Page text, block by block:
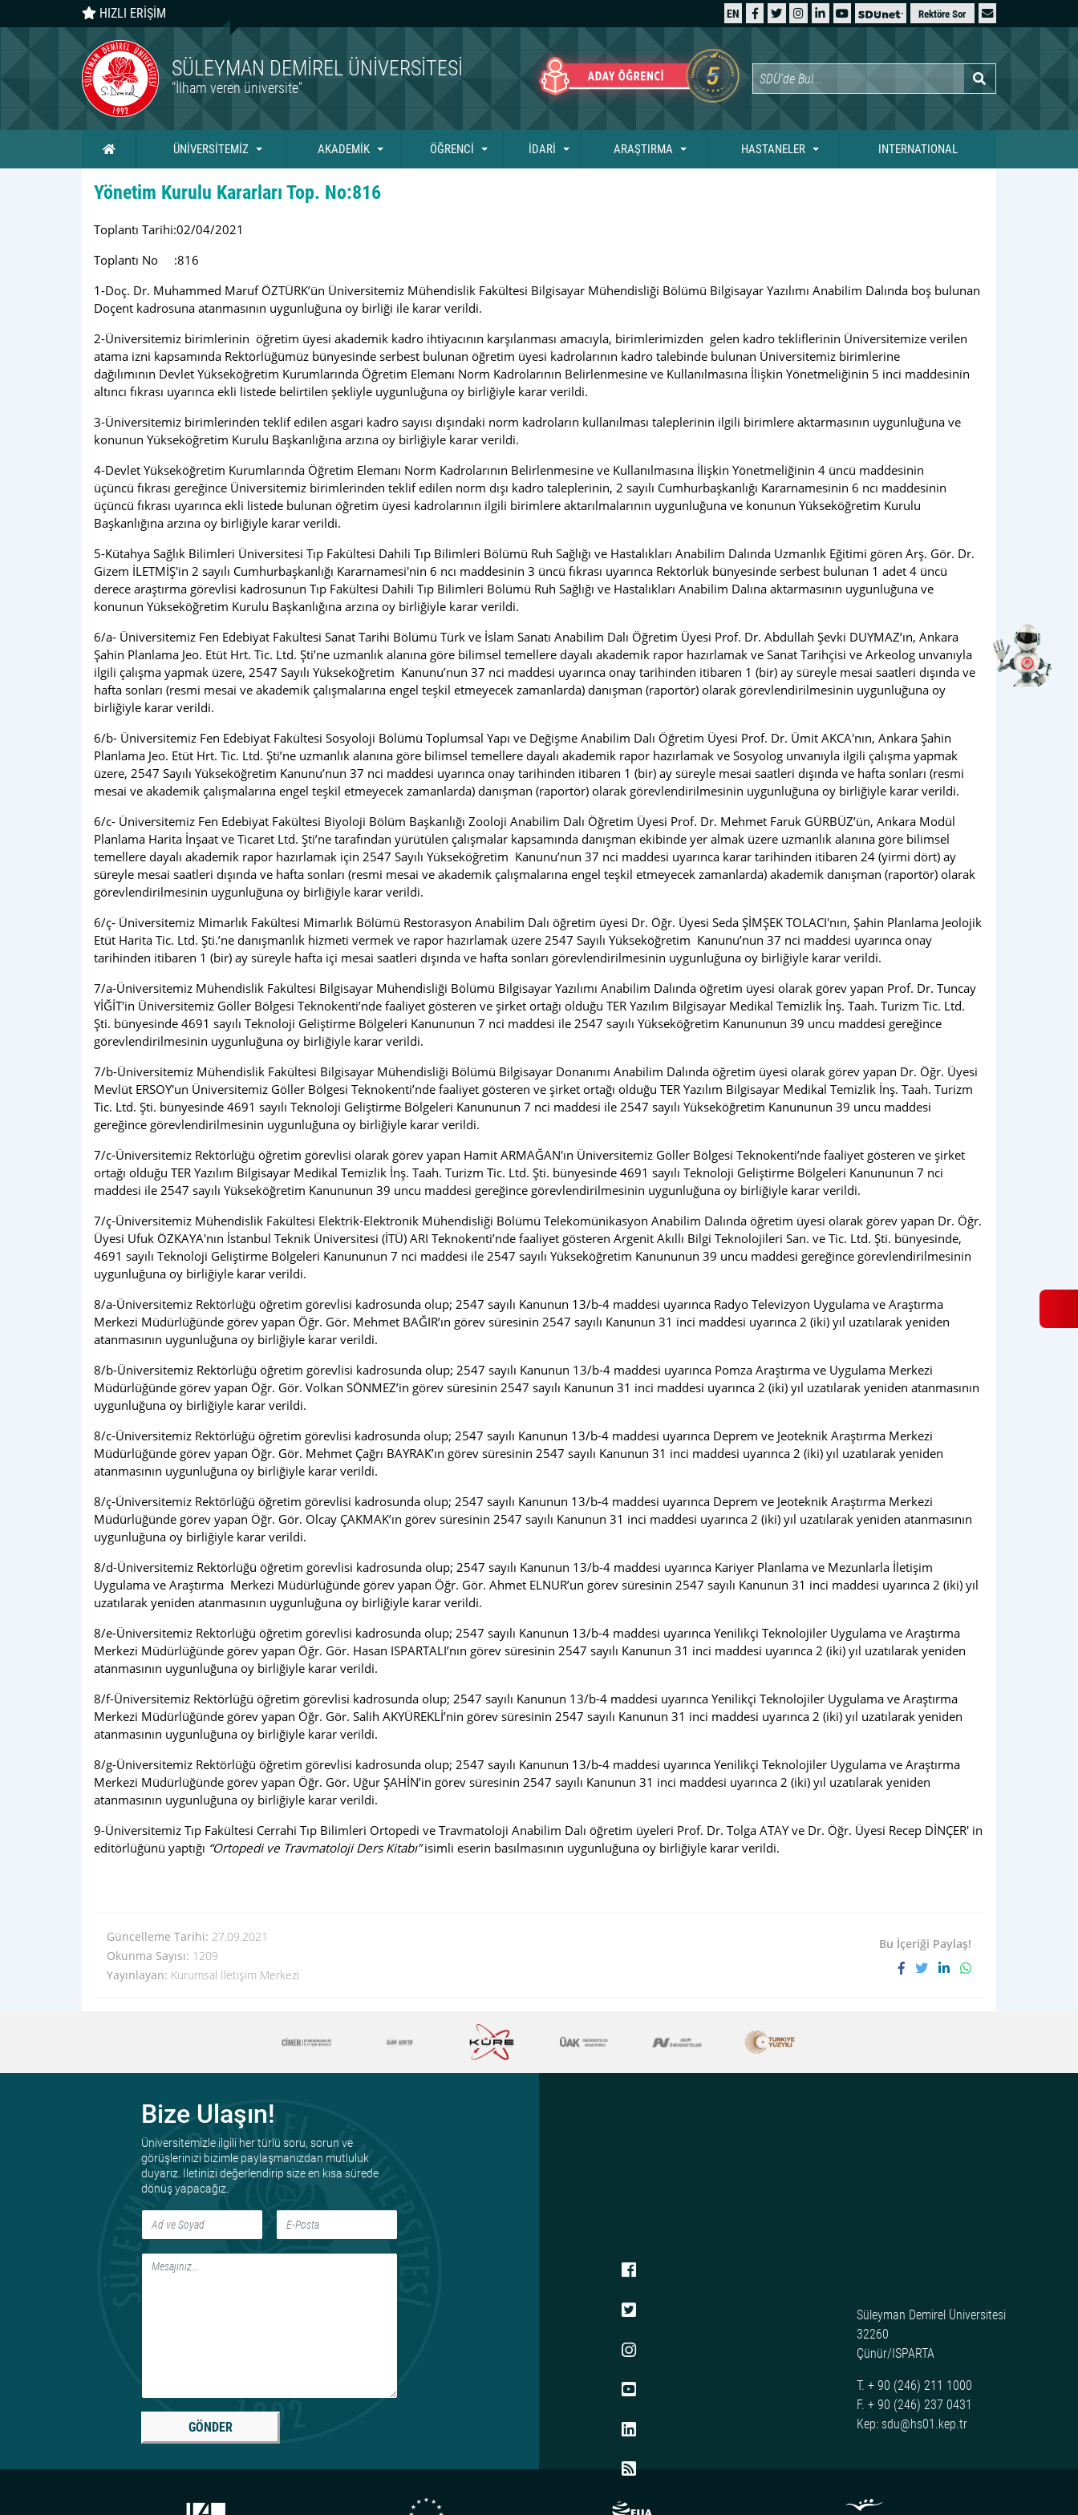
HIZLI ERİŞİM EN Rektöre Sor
SÜLEYMAN DEMIREL ÜNIVERSITESI
"İlham veren üniversite"
Ana Sayfa ÜNİVERSİTEMİZ AKADEMİK ÖĞRENCİ İDARİ ARAŞTIRMA HASTANELER INTERNATIONAL
Yönetim Kurulu Kararları Top. No:816
Toplantı Tarihi:02/04/2021
Toplantı No :816
1-Doç. Dr. Muhammed Maruf ÖZTÜRK’ün Üniversitemiz Mühendislik Fakültesi Bilgisayar Mühendisliği Bölümü Bilgisayar Yazılımı Anabilim Dalında boş bulunan
Doçent kadrosuna atanmasının uygunluğuna oy birliği ile karar verildi.
2-Üniversitemiz birimlerinin öğretim üyesi akademik kadro ihtiyacının karşılanması amacıyla, birimlerimizden gelen kadro tekliflerinin Üniversitemize verilen
atama izni kapsamında Rektörlüğümüz bünyesinde serbest bulunan öğretim üyesi kadrolarının kadro talebinde bulunan Üniversitemiz birimlerine
dağılımının Devlet Yükseköğretim Kurumlarında Öğretim Elemanı Norm Kadrolarının Belirlenmesine ve Kullanılmasına İlişkin Yönetmeliğinin 5 inci maddesinin
altıncı fıkrası uyarınca ekli listede belirtilen şekliyle uygunluğuna oy birliğiyle karar verildi.
3-Üniversitemiz birimlerinden teklif edilen asgari kadro sayısı dışındaki norm kadroların kullanılması taleplerinin ilgili birimlere aktarmasının uygunluğuna ve
konunun Yükseköğretim Kurulu Başkanlığına arzına oy birliğiyle karar verildi.
4-Devlet Yükseköğretim Kurumlarında Öğretim Elemanı Norm Kadrolarının Belirlenmesine ve Kullanılmasına İlişkin Yönetmeliğinin 4 üncü maddesinin
üçüncü fıkrası gereğince Üniversitemiz birimlerinden teklif edilen norm dışı kadro taleplerinin, 2 sayılı Cumhurbaşkanlığı Kararnamesinin 6 ncı maddesinin
üçüncü fıkrası uyarınca ekli listede bulunan öğretim üyesi kadrolarının ilgili birimlere aktarılmalarının uygunluğuna ve konunun Yükseköğretim Kurulu
Başkanlığına arzına oy birliğiyle karar verildi.
5-Kütahya Sağlık Bilimleri Üniversitesi Tıp Fakültesi Dahili Tıp Bilimleri Bölümü Ruh Sağlığı ve Hastalıkları Anabilim Dalında Uzmanlık Eğitimi gören Arş. Gör. Dr.
Gizem İLETMİŞ'in 2 sayılı Cumhurbaşkanlığı Kararnamesi'nin 6 ncı maddesinin 3 üncü fıkrası uyarınca Rektörlük bünyesinde serbest bulunan 1 adet 4 üncü
derece araştırma görevlisi kadrosunun Tıp Fakültesi Dahili Tıp Bilimleri Bölümü Ruh Sağlığı ve Hastalıkları Anabilim Dalına aktarmasının uygunluğuna ve
konunun Yükseköğretim Kurulu Başkanlığına arzına oy birliğiyle karar verildi.
6/a- Üniversitemiz Fen Edebiyat Fakültesi Sanat Tarihi Bölümü Türk ve İslam Sanatı Anabilim Dalı Öğretim Üyesi Prof. Dr. Abdullah Şevki DUYMAZ’ın, Ankara
Şahin Planlama Jeo. Etüt Hrt. Tic. Ltd. Şti’ne uzmanlık alanına göre bilimsel temellere dayalı akademik rapor hazırlamak ve Sanat Tarihçisi ve Arkeolog unvanıyla
ilgili çalışma yapmak üzere, 2547 Sayılı Yükseköğretim Kanunu’nun 37 nci maddesi uyarınca onay tarihinden itibaren 1 (bir) ay süreyle mesai saatleri dışında ve
hafta sonları (resmi mesai ve akademik çalışmalarına engel teşkil etmeyecek zamanlarda) danışman (raportör) olarak görevlendirilmesinin uygunluğuna oy
birliğiyle karar verildi.
6/b- Üniversitemiz Fen Edebiyat Fakültesi Sosyoloji Bölümü Toplumsal Yapı ve Değişme Anabilim Dalı Öğretim Üyesi Prof. Dr. Ümit AKCA'nın, Ankara Şahin
Planlama Jeo. Etüt Hrt. Tic. Ltd. Şti’ne uzmanlık alanına göre bilimsel temellere dayalı akademik rapor hazırlamak ve Sosyolog unvanıyla ilgili çalışma yapmak
üzere, 2547 Sayılı Yükseköğretim Kanunu’nun 37 nci maddesi uyarınca onay tarihinden itibaren 1 (bir) ay süreyle mesai saatleri dışında ve hafta sonları (resmi
mesai ve akademik çalışmalarına engel teşkil etmeyecek zamanlarda) danışman (raportör) olarak görevlendirilmesinin uygunluğuna oy birliğiyle karar verildi.
6/c- Üniversitemiz Fen Edebiyat Fakültesi Biyoloji Bölüm Başkanlığı Zooloji Anabilim Dalı Öğretim Üyesi Prof. Dr. Mehmet Faruk GÜRBÜZ’ün, Ankara Modül
Planlama Harita İnşaat ve Ticaret Ltd. Şti’ne tarafından yürütülen çalışmalar kapsamında danışman ekibinde yer almak üzere uzmanlık alanına göre bilimsel
temellere dayalı akademik rapor hazırlamak için 2547 Sayılı Yükseköğretim Kanunu’nun 37 nci maddesi uyarınca karar tarihinden itibaren 24 (yirmi dört) ay
süreyle mesai saatleri dışında ve hafta sonları (resmi mesai ve akademik çalışmalarına engel teşkil etmeyecek zamanlarda) akademik danışman (raportör) olarak
görevlendirilmesinin uygunluğuna oy birliğiyle karar verildi.
6/ç- Üniversitemiz Mimarlık Fakültesi Mimarlık Bölümü Restorasyon Anabilim Dalı öğretim üyesi Dr. Öğr. Üyesi Seda ŞİMŞEK TOLACI'nın, Şahin Planlama Jeolojik
Etüt Harita Tic. Ltd. Şti.’ne danışmanlık hizmeti vermek ve rapor hazırlamak üzere 2547 Sayılı Yükseköğretim Kanunu’nun 37 nci maddesi uyarınca onay
tarihinden itibaren 1 (bir) ay süreyle hafta içi mesai saatleri dışında ve hafta sonları görevlendirilmesinin uygunluğuna oy birliğiyle karar verildi.
7/a-Üniversitemiz Mühendislik Fakültesi Bilgisayar Mühendisliği Bölümü Bilgisayar Yazılımı Anabilim Dalında öğretim üyesi olarak görev yapan Prof. Dr. Tuncay
YİĞİT'in Üniversitemiz Göller Bölgesi Teknokenti’nde faaliyet gösteren ve şirket ortağı olduğu TER Yazılım Bilgisayar Medikal Temizlik İnş. Taah. Turizm Tic. Ltd.
Şti. bünyesinde 4691 sayılı Teknoloji Geliştirme Bölgeleri Kanununun 7 nci maddesi ile 2547 sayılı Yükseköğretim Kanununun 39 uncu maddesi gereğince
görevlendirilmesinin uygunluğuna oy birliğiyle karar verildi.
7/b-Üniversitemiz Mühendislik Fakültesi Bilgisayar Mühendisliği Bölümü Bilgisayar Donanımı Anabilim Dalında öğretim üyesi olarak görev yapan Dr. Öğr. Üyesi
Mevlüt ERSOY'un Üniversitemiz Göller Bölgesi Teknokenti’nde faaliyet gösteren ve şirket ortağı olduğu TER Yazılım Bilgisayar Medikal Temizlik İnş. Taah. Turizm
Tic. Ltd. Şti. bünyesinde 4691 sayılı Teknoloji Geliştirme Bölgeleri Kanununun 7 nci maddesi ile 2547 sayılı Yükseköğretim Kanununun 39 uncu maddesi
gereğince görevlendirilmesinin uygunluğuna oy birliğiyle karar verildi.
7/c-Üniversitemiz Rektörlüğü öğretim görevlisi olarak görev yapan Hamit ARMAĞAN'ın Üniversitemiz Göller Bölgesi Teknokenti’nde faaliyet gösteren ve şirket
ortağı olduğu TER Yazılım Bilgisayar Medikal Temizlik İnş. Taah. Turizm Tic. Ltd. Şti. bünyesinde 4691 sayılı Teknoloji Geliştirme Bölgeleri Kanununun 7 nci
maddesi ile 2547 sayılı Yükseköğretim Kanununun 39 uncu maddesi gereğince görevlendirilmesinin uygunluğuna oy birliğiyle karar verildi.
7/ç-Üniversitemiz Mühendislik Fakültesi Elektrik-Elektronik Mühendisliği Bölümü Telekomünikasyon Anabilim Dalında öğretim üyesi olarak görev yapan Dr. Öğr.
Üyesi Ufuk ÖZKAYA'nın İstanbul Teknik Üniversitesi (İTÜ) ARI Teknokenti’nde faaliyet gösteren Argenit Akıllı Bilgi Teknolojileri San. ve Tic. Ltd. Şti. bünyesinde,
4691 sayılı Teknoloji Geliştirme Bölgeleri Kanununun 7 nci maddesi ile 2547 sayılı Yükseköğretim Kanununun 39 uncu maddesi gereğince görevlendirilmesinin
uygunluğuna oy birliğiyle karar verildi.
8/a-Üniversitemiz Rektörlüğü öğretim görevlisi kadrosunda olup; 2547 sayılı Kanunun 13/b-4 maddesi uyarınca Radyo Televizyon Uygulama ve Araştırma
Merkezi Müdürlüğünde görev yapan Öğr. Gör. Mehmet BAĞIR’ın görev süresinin 2547 sayılı Kanunun 31 inci maddesi uyarınca 2 (iki) yıl uzatılarak yeniden
atanmasının uygunluğuna oy birliğiyle karar verildi.
8/b-Üniversitemiz Rektörlüğü öğretim görevlisi kadrosunda olup; 2547 sayılı Kanunun 13/b-4 maddesi uyarınca Pomza Araştırma ve Uygulama Merkezi
Müdürlüğünde görev yapan Öğr. Gör. Volkan SÖNMEZ’in görev süresinin 2547 sayılı Kanunun 31 inci maddesi uyarınca 2 (iki) yıl uzatılarak yeniden atanmasının
uygunluğuna oy birliğiyle karar verildi.
8/c-Üniversitemiz Rektörlüğü öğretim görevlisi kadrosunda olup; 2547 sayılı Kanunun 13/b-4 maddesi uyarınca Deprem ve Jeoteknik Araştırma Merkezi
Müdürlüğünde görev yapan Öğr. Gör. Mehmet Çağrı BAYRAK’ın görev süresinin 2547 sayılı Kanunun 31 inci maddesi uyarınca 2 (iki) yıl uzatılarak yeniden
atanmasının uygunluğuna oy birliğiyle karar verildi.
8/ç-Üniversitemiz Rektörlüğü öğretim görevlisi kadrosunda olup; 2547 sayılı Kanunun 13/b-4 maddesi uyarınca Deprem ve Jeoteknik Araştırma Merkezi
Müdürlüğünde görev yapan Öğr. Gör. Olcay ÇAKMAK’ın görev süresinin 2547 sayılı Kanunun 31 inci maddesi uyarınca 2 (iki) yıl uzatılarak yeniden atanmasının
uygunluğuna oy birliğiyle karar verildi.
8/d-Üniversitemiz Rektörlüğü öğretim görevlisi kadrosunda olup; 2547 sayılı Kanunun 13/b-4 maddesi uyarınca Kariyer Planlama ve Mezunlarla İletişim
Uygulama ve Araştırma Merkezi Müdürlüğünde görev yapan Öğr. Gör. Ahmet ELNUR’un görev süresinin 2547 sayılı Kanunun 31 inci maddesi uyarınca 2 (iki) yıl
uzatılarak yeniden atanmasının uygunluğuna oy birliğiyle karar verildi.
8/e-Üniversitemiz Rektörlüğü öğretim görevlisi kadrosunda olup; 2547 sayılı Kanunun 13/b-4 maddesi uyarınca Yenilikçi Teknolojiler Uygulama ve Araştırma
Merkezi Müdürlüğünde görev yapan Öğr. Gör. Hasan ISPARTALI’nın görev süresinin 2547 sayılı Kanunun 31 inci maddesi uyarınca 2 (iki) yıl uzatılarak yeniden
atanmasının uygunluğuna oy birliğiyle karar verildi.
8/f-Üniversitemiz Rektörlüğü öğretim görevlisi kadrosunda olup; 2547 sayılı Kanunun 13/b-4 maddesi uyarınca Yenilikçi Teknolojiler Uygulama ve Araştırma
Merkezi Müdürlüğünde görev yapan Öğr. Gör. Salih AKYÜREKLİ’nin görev süresinin 2547 sayılı Kanunun 31 inci maddesi uyarınca 2 (iki) yıl uzatılarak yeniden
atanmasının uygunluğuna oy birliğiyle karar verildi.
8/g-Üniversitemiz Rektörlüğü öğretim görevlisi kadrosunda olup; 2547 sayılı Kanunun 13/b-4 maddesi uyarınca Yenilikçi Teknolojiler Uygulama ve Araştırma
Merkezi Müdürlüğünde görev yapan Öğr. Gör. Uğur ŞAHİN’in görev süresinin 2547 sayılı Kanunun 31 inci maddesi uyarınca 2 (iki) yıl uzatılarak yeniden
atanmasının uygunluğuna oy birliğiyle karar verildi.
9-Üniversitemiz Tıp Fakültesi Cerrahi Tıp Bilimleri Ortopedi ve Travmatoloji Anabilim Dalı öğretim üyeleri Prof. Dr. Tolga ATAY ve Dr. Öğr. Üyesi Recep DİNÇER' in
editörlüğünü yaptığı “Ortopedi ve Travmatoloji Ders Kitabı”isimli eserin basılmasının uygunluğuna oy birliğiyle karar verildi.
Güncelleme Tarihi: 27.09.2021
Okunma Sayısı: 1209
Yayınlayan: Kurumsal İletişim Merkezi
Bu İçeriği Paylaş!
Bize Ulaşın!
Üniversitemizle ilgili her türlü soru, sorun ve
görüşlerinizi bizimle paylaşmanızdan mutluluk
duyarız. İletinizi değerlendirip size en kısa sürede
dönüş yapacağız.
GÖNDER
Süleyman Demirel Üniversitesi
32260
Çünür/ISPARTA
T. + 90 (246) 211 1000
F. + 90 (246) 237 0431
Kep: sdu@hs01.kep.tr